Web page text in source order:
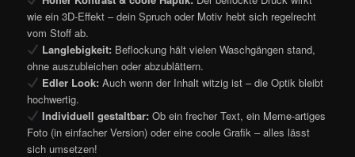
wie ein 3D-Effekt – dein Spruch oder Motiv hebt sich regelrecht
vom Stoff ab.
Langlebigkeit: Beflockung hält vielen Waschgängen stand,
ohne auszubleichen oder abzublättern.
Edler Look: Auch wenn der Inhalt witzig ist – die Optik bleibt
hochwertig.
Individuell gestaltbar: Ob ein frecher Text, ein Meme-artiges
Foto (in einfacher Version) oder eine coole Grafik – alles lässt
sich umsetzen!